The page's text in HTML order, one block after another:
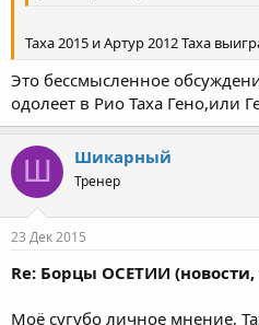
Таха 2015 и Артур 2012 Таха
Это бессмысленное
одолеет в Рио Таха Гено,или
Ш Шикарный
Тренер
23 Дек 2015
Re: Борцы ОСЕТИИ
Моё сугубо личное мнение,